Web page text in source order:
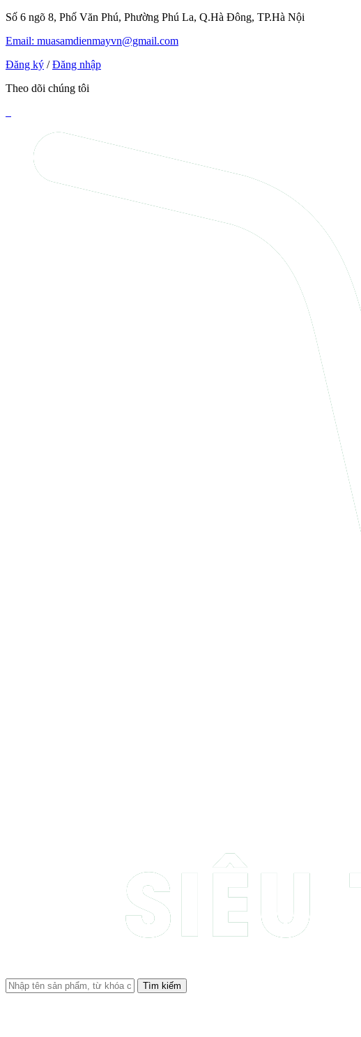
Số 6 ngõ 8, Phố Văn Phú, Phường Phú La, Q.Hà Đông, TP.Hà Nội
Email: muasamdienmayvn@gmail.com
Đăng ký / Đăng nhập
Theo dõi chúng tôi
Tìm kiếm